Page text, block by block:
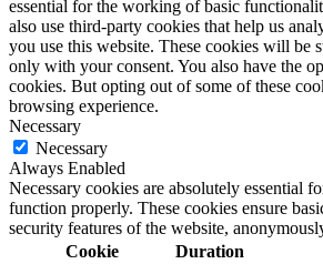
essential for the working of basic
also use third-party cookies that help us
you use this website. These cookies will be
only with your consent. You also have the
cookies. But opting out of some of these
browsing experience.
Necessary
Necessary
Always Enabled
Necessary cookies are absolutely essential
function properly. These cookies ensure
security features of the website,
Cookie
Duration